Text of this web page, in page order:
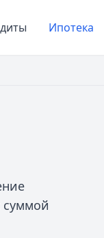
Ипотека
суммой